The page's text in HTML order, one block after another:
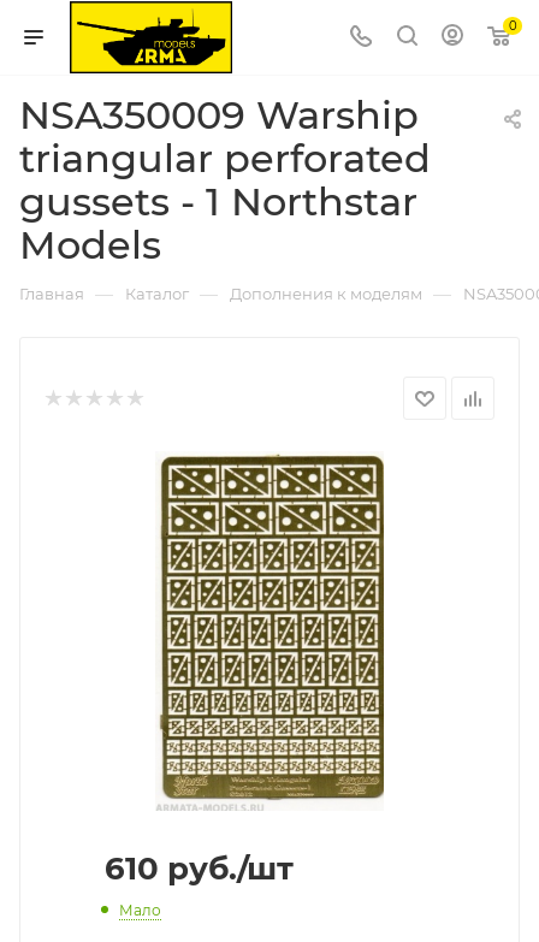
0
NSA350009 Warship
triangular perforated
gussets - 1 Northstar
Models
Главная — Каталог — Дополнения к моделям —
610 руб./шт
Мало